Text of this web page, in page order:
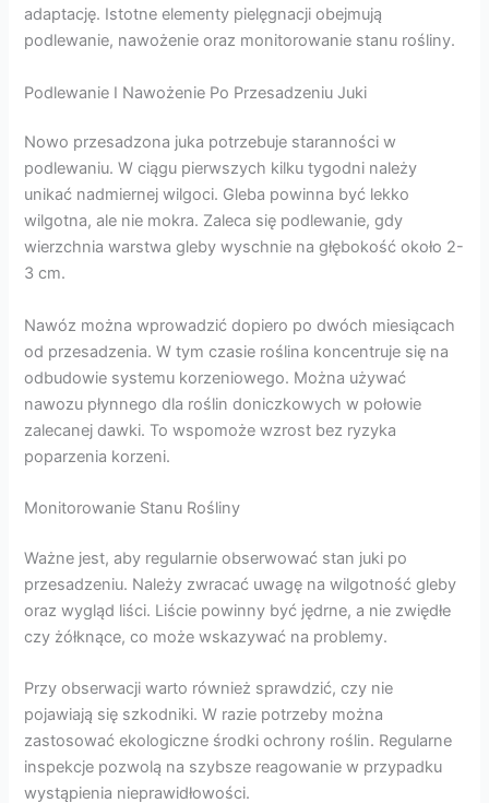
adaptację. Istotne elementy pielęgnacji obejmują
podlewanie, nawożenie oraz monitorowanie stanu rośliny.
Podlewanie I Nawożenie Po Przesadzeniu Juki
Nowo przesadzona juka potrzebuje staranności w
podlewaniu. W ciągu pierwszych kilku tygodni należy
unikać nadmiernej wilgoci. Gleba powinna być lekko
wilgotna, ale nie mokra. Zaleca się podlewanie, gdy
wierzchnia warstwa gleby wyschnie na głębokość około 2-
3 cm.
Nawóz można wprowadzić dopiero po dwóch miesiącach
od przesadzenia. W tym czasie roślina koncentruje się na
odbudowie systemu korzeniowego. Można używać
nawozu płynnego dla roślin doniczkowych w połowie
zalecanej dawki. To wspomoże wzrost bez ryzyka
poparzenia korzeni.
Monitorowanie Stanu Rośliny
Ważne jest, aby regularnie obserwować stan juki po
przesadzeniu. Należy zwracać uwagę na wilgotność gleby
oraz wygląd liści. Liście powinny być jędrne, a nie zwiędłe
czy żółknące, co może wskazywać na problemy.
Przy obserwacji warto również sprawdzić, czy nie
pojawiają się szkodniki. W razie potrzeby można
zastosować ekologiczne środki ochrony roślin. Regularne
inspekcje pozwolą na szybsze reagowanie w przypadku
wystąpienia nieprawidłowości.